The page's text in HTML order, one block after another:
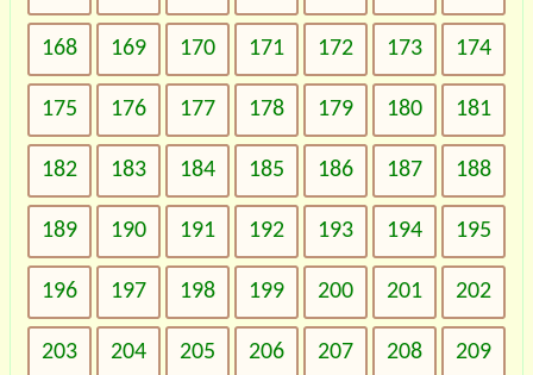
168 169 170 171 172 173 174
175 176 177 178 179 180 181
182 183 184 185 186 187 188
189 190 191 192 193 194 195
196 197 198 199 200 201 202
203 204 205 206 207 208 209